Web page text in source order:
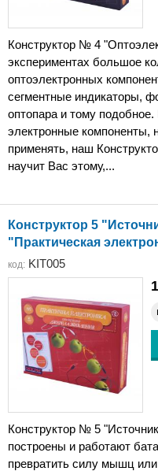
Конструктор № 4
экспериментах большое
оптоэлектронных
сегментные индикаторы,
оптопара и тому
электронные компоненты,
применять, наш
научит Вас этому,...
Конструктор 5
"Практическая
код: KIT005
Конструктор № 5
построены и работают
превратить силу мышц